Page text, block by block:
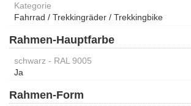
Kategorie
Fahrrad / Trekkingräder / Trekkingbike
Rahmen-Hauptfarbe
schwarz - RAL 9005
Ja
Rahmen-Form